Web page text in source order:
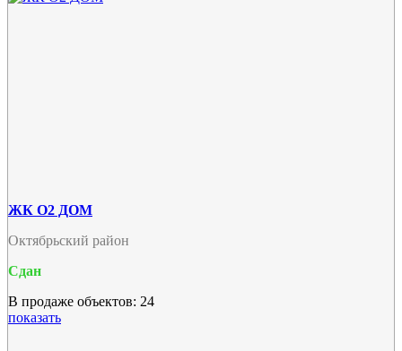
ЖК О2 ДОМ
Октябрьский район
Сдан
В продаже объектов: 24
показать